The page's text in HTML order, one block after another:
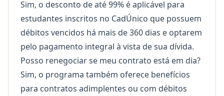
Sim, o desconto de até 99% é aplicável para
estudantes inscritos no CadÚnico que possuem
débitos vencidos há mais de 360 dias e optarem
pelo pagamento integral à vista de sua dívida.
Posso renegociar se meu contrato está em dia?
Sim, o programa também oferece benefícios
para contratos adimplentes ou com débitos